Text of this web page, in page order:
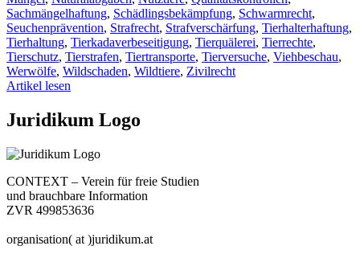
Sachmängelhaftung, Schädlingsbekämpfung, Schwarmrecht,
Seuchenprävention, Strafrecht, Strafverschärfung, Tierhalterhaftung,
Tierhaltung, Tierkadaverbeseitigung, Tierquälerei, Tierrechte,
Tierschutz, Tierstrafen, Tiertransporte, Tierversuche, Viehbeschau,
Werwölfe, Wildschaden, Wildtiere, Zivilrecht
Artikel lesen
Juridikum Logo
CONTEXT – Verein für freie Studien
und brauchbare Information
ZVR 499853636
organisation( at )juridikum.at